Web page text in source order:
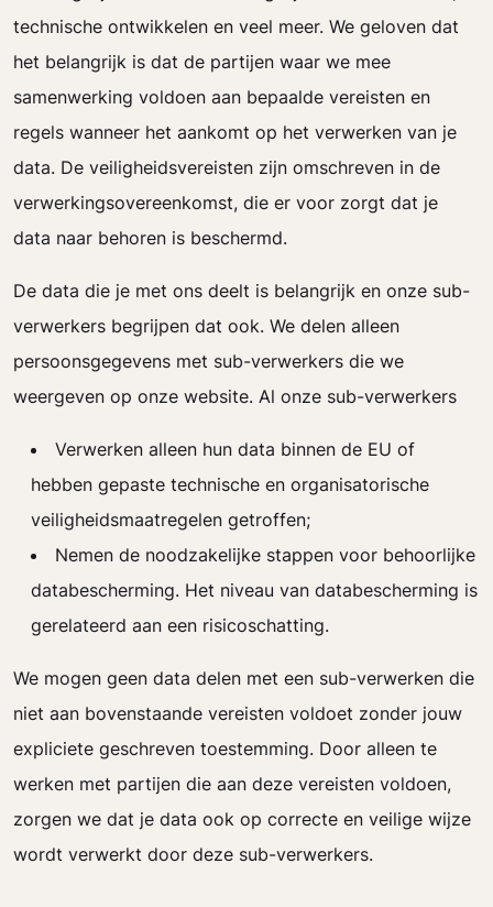
technische ontwikkelen en veel meer. We geloven dat
het belangrijk is dat de partijen waar we mee
samenwerking voldoen aan bepaalde vereisten en
regels wanneer het aankomt op het verwerken van je
data. De veiligheidsvereisten zijn omschreven in de
verwerkingsovereenkomst, die er voor zorgt dat je
data naar behoren is beschermd.
De data die je met ons deelt is belangrijk en onze sub-
verwerkers begrijpen dat ook. We delen alleen
persoonsgegevens met sub-verwerkers die we
weergeven op onze website. Al onze sub-verwerkers
Verwerken alleen hun data binnen de EU of
hebben gepaste technische en organisatorische
veiligheidsmaatregelen getroffen;
Nemen de noodzakelijke stappen voor behoorlijke
databescherming. Het niveau van databescherming is
gerelateerd aan een risicoschatting.
We mogen geen data delen met een sub-verwerken die
niet aan bovenstaande vereisten voldoet zonder jouw
expliciete geschreven toestemming. Door alleen te
werken met partijen die aan deze vereisten voldoen,
zorgen we dat je data ook op correcte en veilige wijze
wordt verwerkt door deze sub-verwerkers.